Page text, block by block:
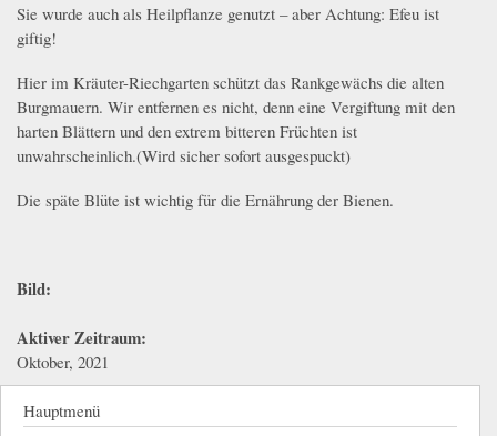
Sie wurde auch als Heilpflanze genutzt – aber Achtung: Efeu ist
giftig!
Hier im Kräuter-Riechgarten schützt das Rankgewächs die alten
Burgmauern. Wir entfernen es nicht, denn eine Vergiftung mit den
harten Blättern und den extrem bitteren Früchten ist
unwahrscheinlich.(Wird sicher sofort ausgespuckt)
Die späte Blüte ist wichtig für die Ernährung der Bienen.
Bild:
Aktiver Zeitraum:
Oktober, 2021
Hauptmenü